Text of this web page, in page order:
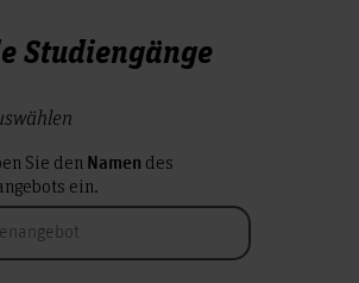
Studiengänge
Sie den Namen des
ein.